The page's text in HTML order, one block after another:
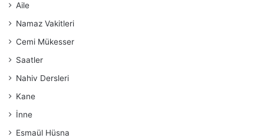
Aile
Namaz Vakitleri
Cemi Mükesser
Saatler
Nahiv Dersleri
Kane
İnne
Esmaül Hüsna